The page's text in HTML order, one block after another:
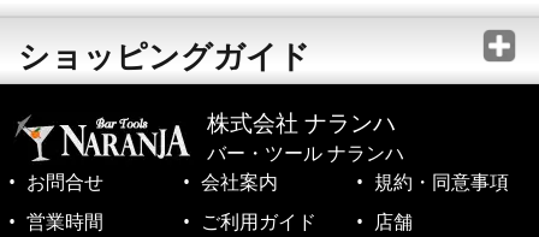
ショッピングガイド
株式会社 ナランハ
バー・ツール ナランハ
お問合せ
会社案内
規約・同意事項
営業時間
ご利用ガイド 店舗